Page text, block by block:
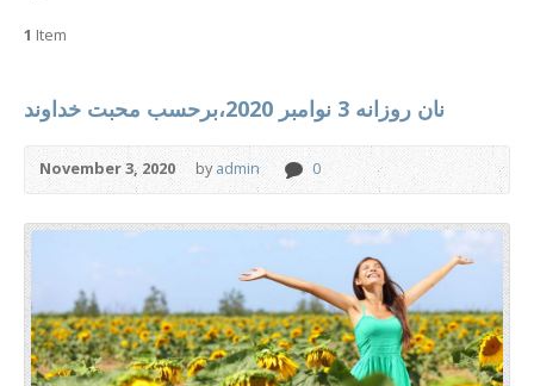
1 Item
نان روزانه 3 نوامبر 2020،برحسب محبت خداوند
November 3, 2020 byadmin 0